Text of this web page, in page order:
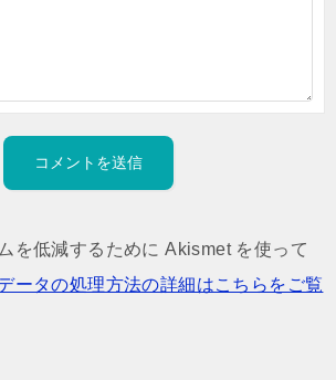
を低減するために Akismet を使って
ータの処理方法の詳細はこちらをご覧